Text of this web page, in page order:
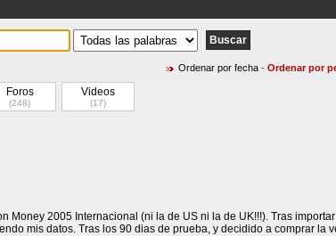
Ordenar por fecha - Ordenar por
Foros
(248)
Videos
(17)
Money 2005 Internacional (ni la de US ni la de UK!!!). Tras
mis datos. Tras los 90 dias de prueba, y decidido a comprar la